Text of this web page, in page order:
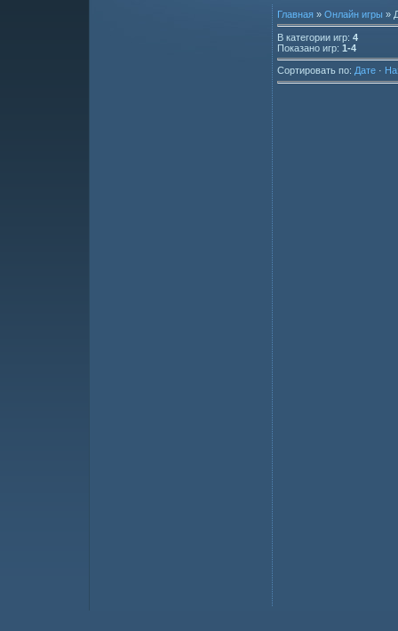
Главная » Онлайн игры »
В категории игр: 4
Показано игр: 1-4
Сортировать по: Дате ·